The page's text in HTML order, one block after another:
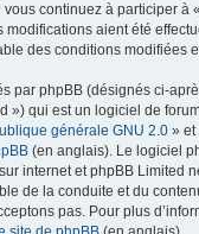
continuez à participer à
modifications aient été
des conditions modifiées
par phpBB (désignés ci-
») qui est un logiciel de
générale GNU 2.0 » et
(en anglais). Le logiciel
internet et phpBB Limited
de la conduite et du
pas. Pour plus